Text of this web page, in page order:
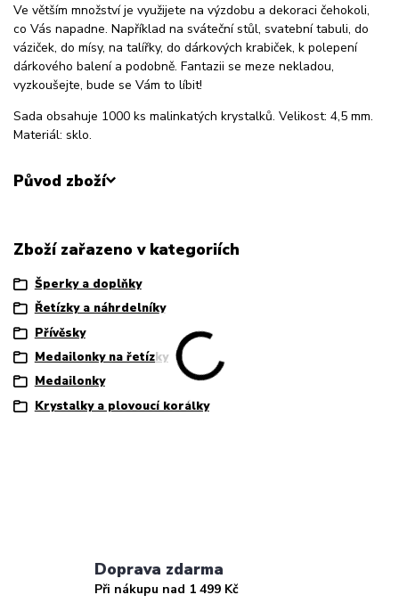
Ve větším množství je využijete na výzdobu a dekoraci čehokoli,
co Vás napadne. Například na sváteční stůl, svatební tabuli, do
váziček, do mísy, na talířky, do dárkových krabiček, k polepení
dárkového balení a podobně. Fantazii se meze nekladou,
vyzkoušejte, bude se Vám to líbit!
Sada obsahuje 1000 ks malinkatých krystalků. Velikost: 4,5 mm.
Materiál: sklo.
Původ zboží
Zboží zařazeno v kategoriích
Šperky a doplňky
Řetízky a náhrdelníky
Přívěsky
Medailonky na řetízky
Medailonky
Krystalky a plovoucí korálky
Doprava zdarma
Při nákupu nad 1 499 Kč